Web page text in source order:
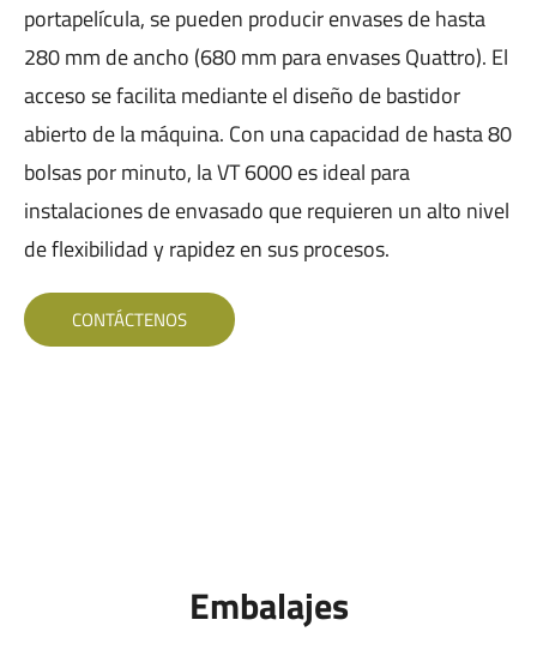
portapelícula, se pueden producir envases de hasta
280 mm de ancho (680 mm para envases Quattro). El
acceso se facilita mediante el diseño de bastidor
abierto de la máquina. Con una capacidad de hasta 80
bolsas por minuto, la VT 6000 es ideal para
instalaciones de envasado que requieren un alto nivel
de flexibilidad y rapidez en sus procesos.
CONTÁCTENOS
Embalajes